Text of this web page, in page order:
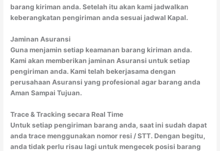
barang kiriman anda. Setelah itu akan kami jadwalkan
keberangkatan pengiriman anda sesuai jadwal Kapal.
Jaminan Asuransi
Guna menjamin setiap keamanan barang kiriman anda.
Kami akan memberikan jaminan Asuransi untuk setiap
pengiriman anda. Kami telah bekerjasama dengan
perusahaan Asuransi yang profesional agar barang anda
Aman Sampai Tujuan.
Trace & Tracking secara Real Time
Untuk setiap pengiriman barang anda, saat ini sudah dapat
anda trace menggunakan nomor resi / STT. Dengan begitu,
anda tidak perlu risau lagi untuk mengecek posisi barang